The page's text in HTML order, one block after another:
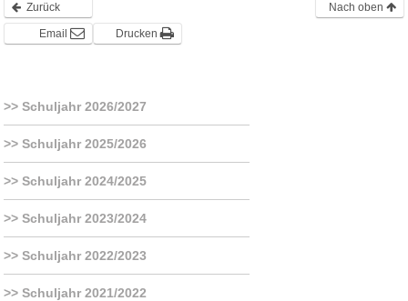
Schule
Eltern
Berichte
Förderverein
Zurück Nach oben
Email Drucken
Schuljahr 2026/2027
Schuljahr 2025/2026
Schuljahr 2024/2025
Schuljahr 2023/2024
Schuljahr 2022/2023
Schuljahr 2021/2022